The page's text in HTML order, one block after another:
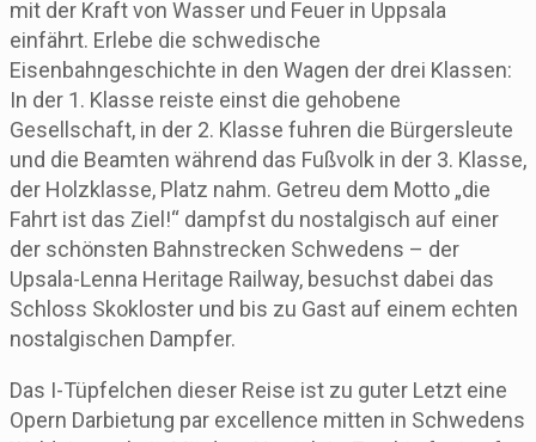
mit der Kraft von Wasser und Feuer in Uppsala
einfährt. Erlebe die schwedische
Eisenbahngeschichte in den Wagen der drei Klassen:
In der 1. Klasse reiste einst die gehobene
Gesellschaft, in der 2. Klasse fuhren die Bürgersleute
und die Beamten während das Fußvolk in der 3. Klasse,
der Holzklasse, Platz nahm. Getreu dem Motto „die
Fahrt ist das Ziel!“ dampfst du nostalgisch auf einer
der schönsten Bahnstrecken Schwedens – der
Upsala-Lenna Heritage Railway, besuchst dabei das
Schloss Skokloster und bis zu Gast auf einem echten
nostalgischen Dampfer.
Das I-Tüpfelchen dieser Reise ist zu guter Letzt eine
Opern Darbietung par excellence mitten in Schwedens